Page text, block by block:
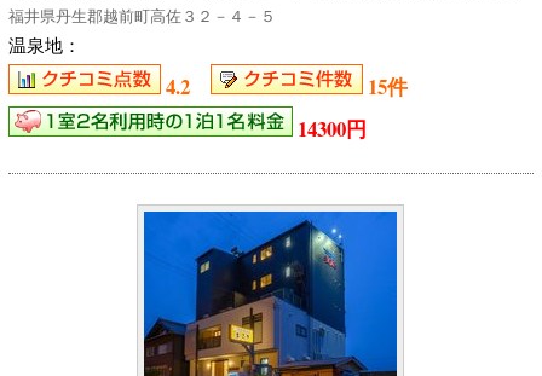
福井県丹生郡越前町高佐３２－４－５
温泉地：
4.2
15件
14300円